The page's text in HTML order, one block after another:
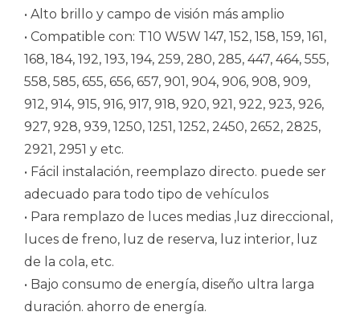
• Alto brillo y campo de visión más amplio
• Compatible con: T10 W5W 147, 152, 158, 159, 161,
168, 184, 192, 193, 194, 259, 280, 285, 447, 464, 555,
558, 585, 655, 656, 657, 901, 904, 906, 908, 909,
912, 914, 915, 916, 917, 918, 920, 921, 922, 923, 926,
927, 928, 939, 1250, 1251, 1252, 2450, 2652, 2825,
2921, 2951 y etc.
• Fácil instalación, reemplazo directo. puede ser
adecuado para todo tipo de vehículos
• Para remplazo de luces medias ,luz direccional,
luces de freno, luz de reserva, luz interior, luz
de la cola, etc.
• Bajo consumo de energía, diseño ultra larga
duración. ahorro de energía.